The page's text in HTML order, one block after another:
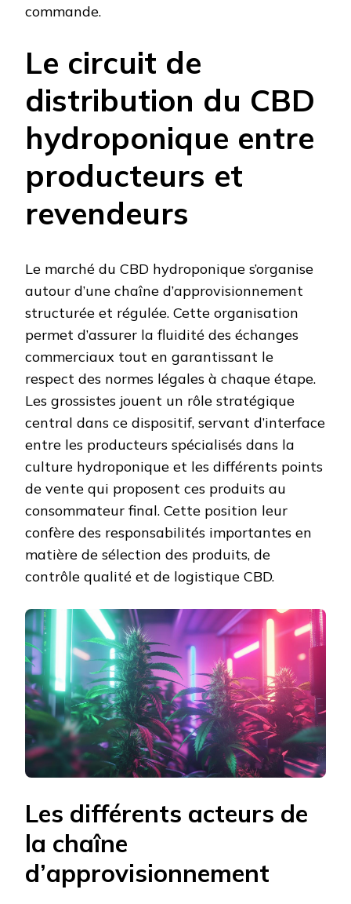
commande.
Le circuit de
distribution du CBD
hydroponique entre
producteurs et
revendeurs
Le marché du CBD hydroponique s’organise
autour d’une chaîne d’approvisionnement
structurée et régulée. Cette organisation
permet d’assurer la fluidité des échanges
commerciaux tout en garantissant le
respect des normes légales à chaque étape.
Les grossistes jouent un rôle stratégique
central dans ce dispositif, servant d’interface
entre les producteurs spécialisés dans la
culture hydroponique et les différents points
de vente qui proposent ces produits au
consommateur final. Cette position leur
confère des responsabilités importantes en
matière de sélection des produits, de
contrôle qualité et de logistique CBD.
Les différents acteurs de
la chaîne
d’approvisionnement